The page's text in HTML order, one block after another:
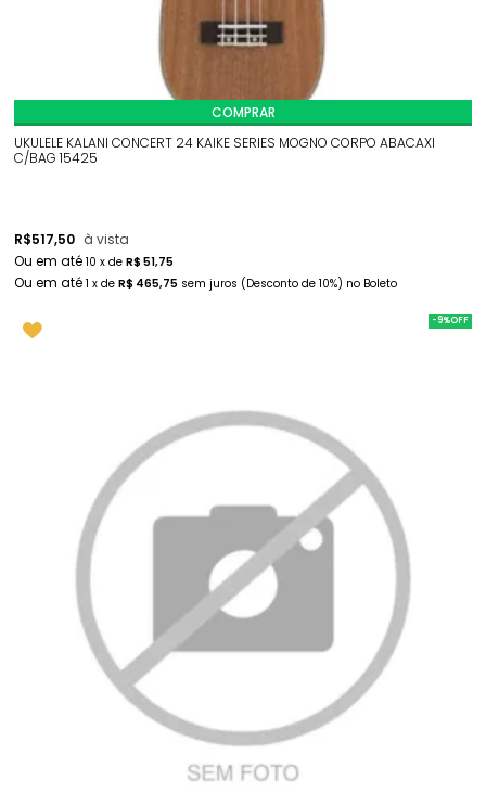
UKULELE KALANI CONCERT 24 KAIKE SERIES MOGNO CORPO ABACAXI
C/BAG 15425
R$517,50 à vista
10 x de R$ 51,75
1 x de R$ 465,75 sem juros (Desconto de 10%) no Boleto
COMPRAR
-9%